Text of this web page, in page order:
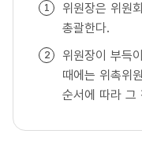
위원장은 위원
총괄한다.
위원장이 부득
때에는 위촉위
순서에 따라 그